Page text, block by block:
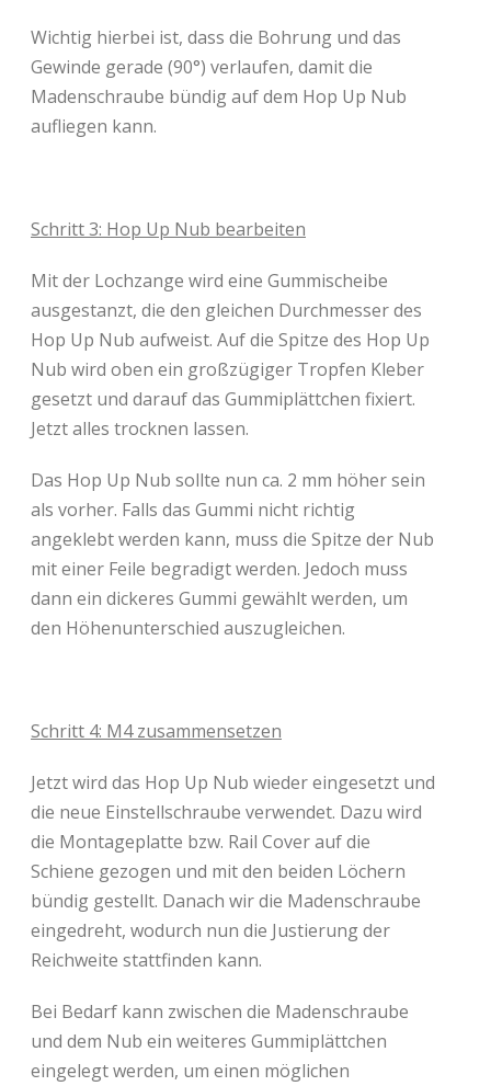
Wichtig hierbei ist, dass die Bohrung und das
Gewinde gerade (90°) verlaufen, damit die
Madenschraube bündig auf dem Hop Up Nub
aufliegen kann.
Schritt 3: Hop Up Nub bearbeiten
Mit der Lochzange wird eine Gummischeibe
ausgestanzt, die den gleichen Durchmesser des
Hop Up Nub aufweist. Auf die Spitze des Hop Up
Nub wird oben ein großzügiger Tropfen Kleber
gesetzt und darauf das Gummiplättchen fixiert.
Jetzt alles trocknen lassen.
Das Hop Up Nub sollte nun ca. 2 mm höher sein
als vorher. Falls das Gummi nicht richtig
angeklebt werden kann, muss die Spitze der Nub
mit einer Feile begradigt werden. Jedoch muss
dann ein dickeres Gummi gewählt werden, um
den Höhenunterschied auszugleichen.
Schritt 4: M4 zusammensetzen
Jetzt wird das Hop Up Nub wieder eingesetzt und
die neue Einstellschraube verwendet. Dazu wird
die Montageplatte bzw. Rail Cover auf die
Schiene gezogen und mit den beiden Löchern
bündig gestellt. Danach wir die Madenschraube
eingedreht, wodurch nun die Justierung der
Reichweite stattfinden kann.
Bei Bedarf kann zwischen die Madenschraube
und dem Nub ein weiteres Gummiplättchen
eingelegt werden, um einen möglichen